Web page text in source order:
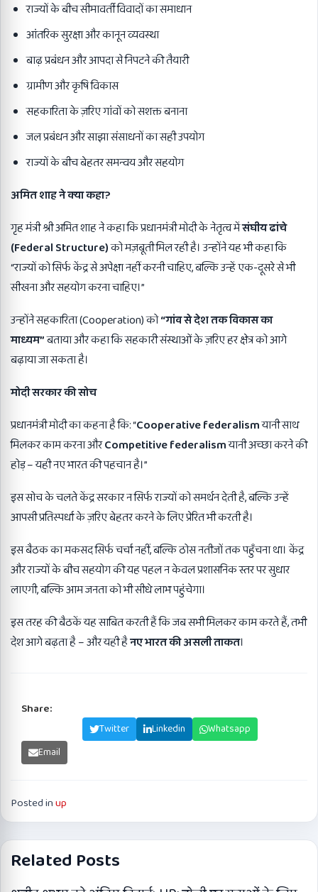
राज्यों के बीच सीमावर्ती विवादों का समाधान
आंतरिक सुरक्षा और कानून व्यवस्था
बाढ़ प्रबंधन और आपदा से निपटने की तैयारी
ग्रामीण और कृषि विकास
सहकारिता के ज़रिए गांवों को सशक्त बनाना
जल प्रबंधन और साझा संसाधनों का सही उपयोग
राज्यों के बीच बेहतर समन्वय और सहयोग
अमित शाह ने क्या कहा?
गृह मंत्री श्री अमित शाह ने कहा कि प्रधानमंत्री मोदी के नेतृत्व मेंसंघीय ढांचे
(Federal Structure)को मज़बूती मिल रही है। उन्होंने यह भी कहा कि
“राज्यों को सिर्फ केंद्र से अपेक्षा नहीं करनी चाहिए, बल्कि उन्हें एक-दूसरे से भी
सीखना और सहयोग करना चाहिए।”
उन्होंने सहकारिता (Cooperation) को“गांव से देश तक विकास का
माध्यम”बताया और कहा कि सहकारी संस्थाओं के ज़रिए हर क्षेत्र को आगे
बढ़ाया जा सकता है।
मोदी सरकार की सोच
प्रधानमंत्री मोदी का कहना है कि: “Cooperative federalismयानी साथ
मिलकर काम करना औरCompetitive federalismयानी अच्छा करने की
होड़ – यही नए भारत की पहचान है।”
इस सोच के चलते केंद्र सरकार न सिर्फ राज्यों को समर्थन देती है, बल्कि उन्हें
आपसी प्रतिस्पर्धा के ज़रिए बेहतर करने के लिए प्रेरित भी करती है।
इस बैठक का मकसद सिर्फ चर्चा नहीं, बल्कि ठोस नतीजों तक पहुँचना था। केंद्र
और राज्यों के बीच सहयोग की यह पहल न केवल प्रशासनिक स्तर पर सुधार
लाएगी, बल्कि आम जनता को भी सीधे लाभ पहुंचेगा।
इस तरह की बैठकें यह साबित करती हैं कि जब सभी मिलकर काम करते हैं, तभी
देश आगे बढ़ता है – और यही हैनए भारत की असली ताकत।
Share:
Twitter Linkedin
Whatsapp
Email
Posted inup
Related Posts